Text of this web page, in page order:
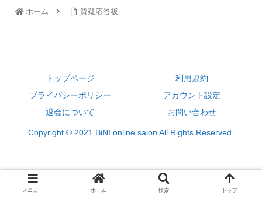
ホーム 質疑応答板
トップページ
利用規約
プライバシーポリシー
アカウント設定
退会について
お問い合わせ
Copyright © 2021 BiNI online salon All Rights Reserved.
メニュー ホーム 検索 トップ